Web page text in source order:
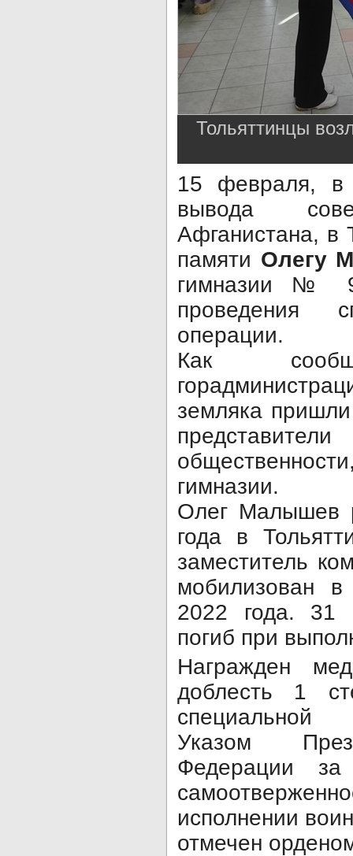
Тольяттинцы
15 февраля, в
вывода
Афганистана, в
памяти Олегу
гимназии №
проведения
операции.
Как
земляка
гимназии.
Олег Малышев
года в
заместитель
мобилизован
2022 года. 31
погиб при
Награжден
доблесть 1
специальной
Указом
Федерации
исполнении
отмечен